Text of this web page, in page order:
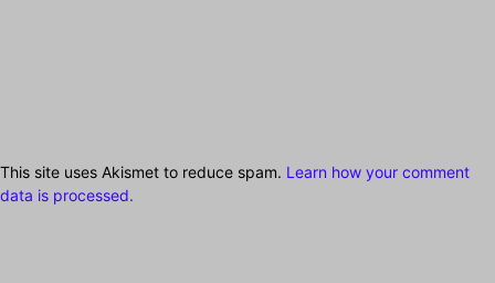
This site uses Akismet to reduce spam. Learn how your comment
data is processed.